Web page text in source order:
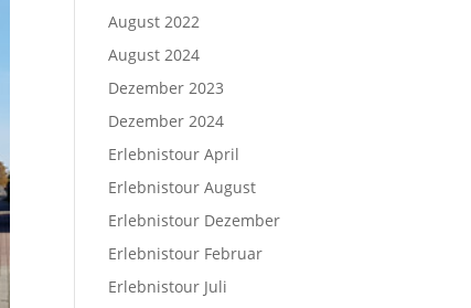
August 2022
August 2024
Dezember 2023
Dezember 2024
Erlebnistour April
Erlebnistour August
Erlebnistour Dezember
Erlebnistour Februar
Erlebnistour Juli